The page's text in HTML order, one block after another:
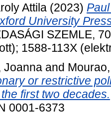
Attila (2023)
University
SZEMLE,
1588-113X
Joanna and
or restrictive
first two decades.
0001-6373